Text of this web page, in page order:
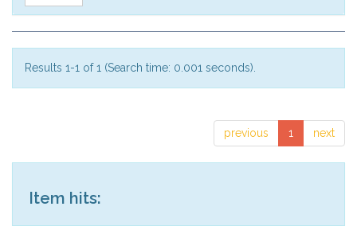
Results 1-1 of 1 (Search time: 0.001 seconds).
previous 1 next
Item hits: